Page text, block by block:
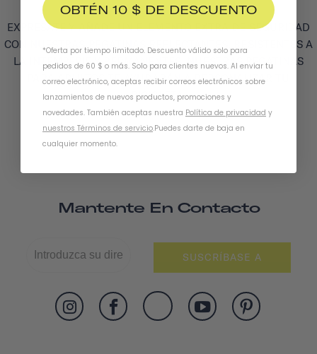
EXPRÉSATE Y AÑADE UN ELEMENTO EXTRA DE SEGURIDAD
CON NUESTRAS PEGATINAS REFLECTANTES. RESISTENTES A
LA INTEMPERIE Y PERMANENTES, NUESTRAS PEGATINAS
PARA ADULTOS TE AYUDARÁN A PERSONALIZAR TU
BICICLETA.
Mantente En Contacto
SUSCRÍBASE A
OBTÉN 10 $ DE DESCUENTO
*Oferta por tiempo limitado. Descuento válido solo para
pedidos de 60 $ o más. Solo para clientes nuevos. Al enviar tu
correo electrónico, aceptas recibir correos electrónicos sobre
lanzamientos de nuevos productos, promociones y
novedades. También aceptas nuestra Política de privacidad y
nuestros Términos de servicio.Puedes darte de baja en
cualquier momento.